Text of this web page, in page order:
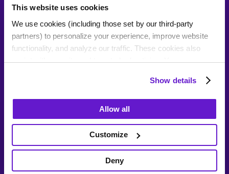
This website uses cookies
We use cookies (including those set by our third-party
partners) to personalize your experience, improve website
functionality, and analyze our traffic. These cookies also
assist with security and targeted advertising. Your
these purposes. Residents of certain jurisdictions can opt
out by clicking "Deny," but this may affect your site
experience. By clicking "Allow all" or continuing to browse,
you consent to our use of cookies.
For more details and to manage your preferences, click
"Customize" or "Show Details."
Show details
Allow all
Customize
Deny
加入3000+老板的行列, 用食客通搞
定电话单, 享专属优惠！
1-833-909-3714
资源分享
网站地图
更改您的同意设置
使用条款
版权文本© 2015-2026 Wonders Technologies Corp.,
DBA Tarro™.